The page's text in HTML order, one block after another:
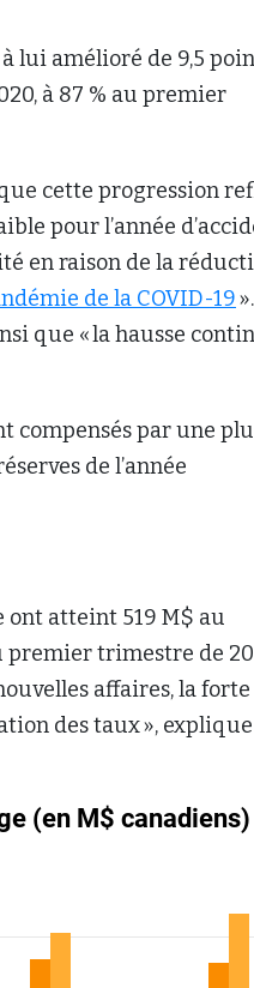
lui amélioré de 9,5
à 87 % au premier
cette progression
pour l’année
en raison de la
de la COVID-19
que « la hausse
compensés par une
de l’année
atteint 519 M$ au
premier trimestre de
affaires, la forte
des taux », explique